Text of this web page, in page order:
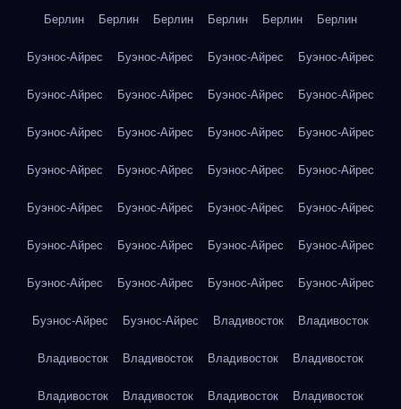
Берлин Берлин Берлин Берлин Берлин Берлин
Буэнос-Айрес Буэнос-Айрес Буэнос-Айрес Буэнос-Айрес
Буэнос-Айрес Буэнос-Айрес Буэнос-Айрес Буэнос-Айрес
Буэнос-Айрес Буэнос-Айрес Буэнос-Айрес Буэнос-Айрес
Буэнос-Айрес Буэнос-Айрес Буэнос-Айрес Буэнос-Айрес
Буэнос-Айрес Буэнос-Айрес Буэнос-Айрес Буэнос-Айрес
Буэнос-Айрес Буэнос-Айрес Буэнос-Айрес Буэнос-Айрес
Буэнос-Айрес Буэнос-Айрес Буэнос-Айрес Буэнос-Айрес
Буэнос-Айрес Буэнос-Айрес Владивосток Владивосток
Владивосток Владивосток Владивосток Владивосток
Владивосток Владивосток Владивосток Владивосток